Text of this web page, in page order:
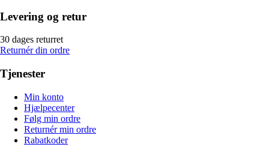
Levering og retur
30 dages returret
Returnér din ordre
Tjenester
Min konto
Hjælpecenter
Følg min ordre
Returnér min ordre
Rabatkoder